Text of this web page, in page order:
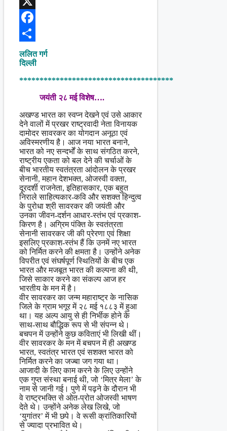
X
Facebook
Share
ललित गर्ग
दिल्ली
**************************************
जयंती २८ मई विशेष….
अखण्ड भारत का स्वप्न देखने एवं उसे आकार
देने वालों में प्रखर राष्ट्रवादी नेता विनायक
दामोदर सावरकर का योगदान अनूठा एवं
अविस्मरणीय है। आज नया भारत बनाने,
भारत को नए सन्दर्भों के साथ संगठित करने,
राष्ट्रीय एकता को बल देने की चर्चाओं के
बीच भारतीय स्वतंत्रता आंदोलन के प्रखर
सेनानी, महान देशभक्त, ओजस्वी वक्ता,
दूरदर्शी राजनेता, इतिहासकार, एक बहुत
निराले साहित्यकार-कवि और सशक्त हिन्दुत्व
के पुरोधा श्री सावरकर की जयंती और
उनका जीवन-दर्शन आधार-स्तंभ एवं प्रकाश-
किरण है। अग्रिम पंक्ति के स्वतंत्रता
सेनानी सावरकर जी की प्रेरणा एवं शिक्षा
इसलिए प्रकाश-स्तंभ हैं कि उनमें नए भारत
को निर्मित करने की क्षमता है। उन्होंने अनेक
विपरीत एवं संघर्षपूर्ण स्थितियों के बीच एक
भारत और मजबूत भारत की कल्पना की थी,
जिसे साकार करने का संकल्प आज हर
भारतीय के मन में है।
वीर सावरकर का जन्म महाराष्ट्र के नासिक
जिले के ग्राम भगूर में २८ मई १८८३ में हुआ
था। यह अल्प आयु से ही निर्भीक होने के
साथ-साथ बौद्धिक रूप से भी संपन्न थे।
बचपन में उन्होंने कुछ कविताएं भी लिखी थीं।
वीर सावरकर के मन में बचपन में ही अखण्ड
भारत, स्वतंत्र भारत एवं सशक्त भारत को
निर्मित करने का जज्बा जग गया था।
आजादी के लिए काम करने के लिए उन्होंने
एक गुप्त संस्था बनाई थी, जो ‘मित्र मेला’ के
नाम से जानी गई। पुणे में पढ़ने के दौरान भी
वे राष्ट्रभक्ति से ओत-प्रोत ओजस्वी भाषण
देते थे। उन्होंने अनेक लेख लिखे, जो
‘युगांतर’ में भी छपे। वे रूसी क्रांतिकारियों
से ज्यादा प्रभावित थे।